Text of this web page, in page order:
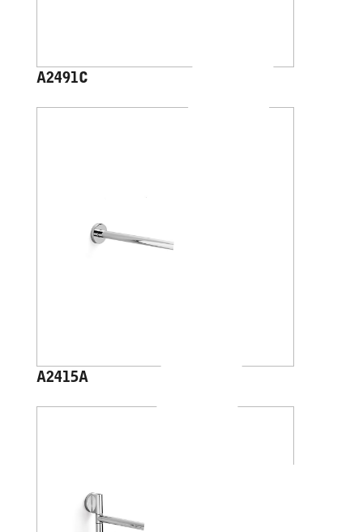
A2491C
A2415A